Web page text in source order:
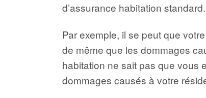
d’assurance habitation standard.
Par exemple, il se peut que
de même que les dommages
habitation ne sait pas que vous
dommages causés à votre